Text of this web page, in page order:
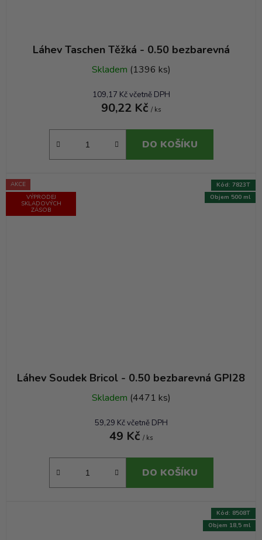
Láhev Taschen Těžká - 0.50 bezbarevná
Skladem (1396 ks)
109,17 Kč včetně DPH
90,22 Kč / ks
DO KOŠÍKU
AKCE
VÝPRODEJ
SKLADOVÝCH
ZÁSOB
Láhev Soudek Bricol - 0.50 bezbarevná GPI28
Skladem (4471 ks)
59,29 Kč včetně DPH
49 Kč / ks
DO KOŠÍKU
Objem 500 ml
Kód: 7823T
Objem 18,5 ml
Kód: 8508T